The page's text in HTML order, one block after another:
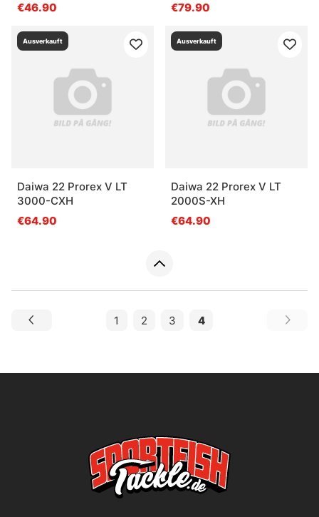
€46.90
€79.90
Ausverkauft
Daiwa 22 Prorex V LT
3000-CXH
€64.90
Ausverkauft
Daiwa 22 Prorex V LT
2000S-XH
€64.90
1 2 3 4